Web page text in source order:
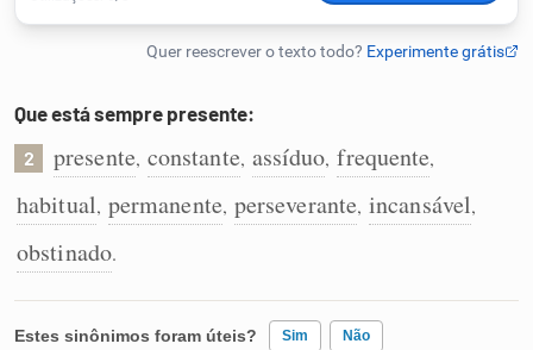
Cata-letras
Conexões
Caça-palavras
Que está sempre presente:
2 presente, constante, assíduo, frequente,
habitual, permanente, perseverante, incansável,
obstinado.
Estes sinônimos foram úteis? Sim Não